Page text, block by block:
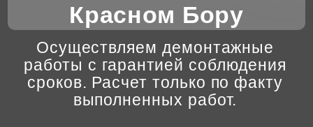
ЦЕНЫ
О НАС
ОТЗЫВЫ
Красном Бору
Осуществляем демонтажные
работы с гарантией соблюдения
сроков. Расчет только по факту
выполненных работ.